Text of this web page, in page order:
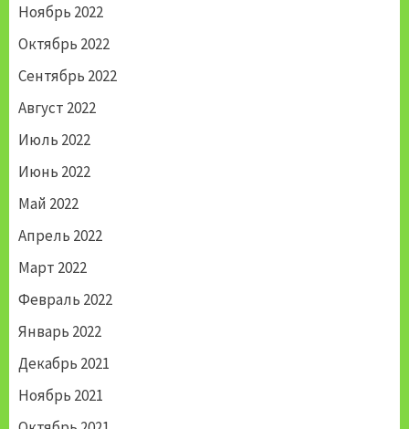
Ноябрь 2022
Октябрь 2022
Сентябрь 2022
Август 2022
Июль 2022
Июнь 2022
Май 2022
Апрель 2022
Март 2022
Февраль 2022
Январь 2022
Декабрь 2021
Ноябрь 2021